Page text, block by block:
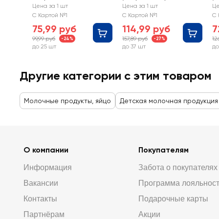
детское АГУША
3,2% обогащенное
лет, без змж
Цена за 1 шт
С Картой №1
75,99 руб
99,99 руб -24%
до 25 шт
анное детское
АГУША 3,2%, с 3
Цена за 1 шт
С Картой №1
114,99 руб
157,89 руб -27%
до 37 шт
С
Другие категории с этим товаром
Молочные продукты, яйцо Детская молочная продукция
О компании
Информация
Вакансии
Контакты
Партнёрам
Покупателям
Забота о покупателях
Программа
Подарочные карты
Акции